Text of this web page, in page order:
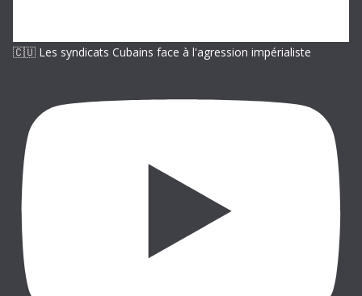
🇨🇺 Les syndicats Cubains face à l'agression impérialiste